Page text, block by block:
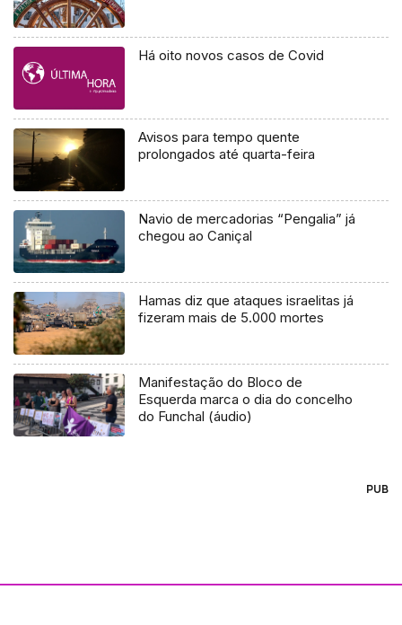
Há oito novos casos de Covid
Avisos para tempo quente
prolongados até quarta-feira
Navio de mercadorias “Pengalia” já
chegou ao Caniçal
Hamas diz que ataques israelitas já
fizeram mais de 5.000 mortes
Manifestação do Bloco de
Esquerda marca o dia do concelho
do Funchal (áudio)
PUB